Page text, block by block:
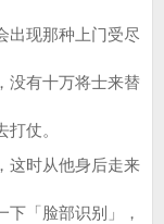
出现那种上门受尽
没有十万将士来替
仗。
时从他身后走来
下「脸部识别」，